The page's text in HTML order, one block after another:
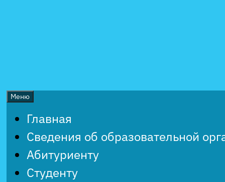
Меню
Главная
Сведения об образовательной
Абитуриенту
Студенту